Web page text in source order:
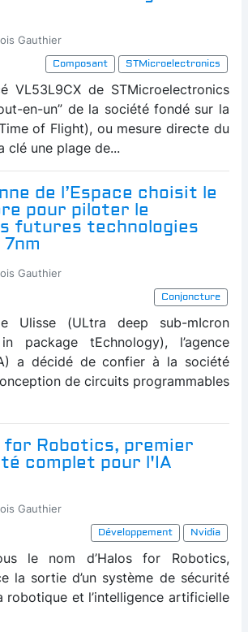
Gauthier
Composant
STMicroelectronics
VL53L9CX de STMicroelectronics
en-un” de la société fondé sur la
of Flight), ou mesure directe du
clé une plage de...
de l’Espace choisit le
pour piloter le
futures technologies
Gauthier
Conjoncture
Ulisse (ULtra deep sub-mIcron
package tEchnology), l’agence
a décidé de confier à la société
de circuits programmables
for Robotics, premier
complet pour l'IA
Gauthier
Développement
Nvidia
le nom d’Halos for Robotics,
la sortie d’un système de sécurité
et l’intelligence artificielle